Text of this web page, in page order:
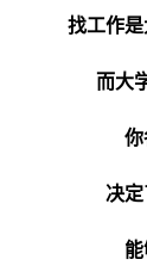
找工作
而大
你
决